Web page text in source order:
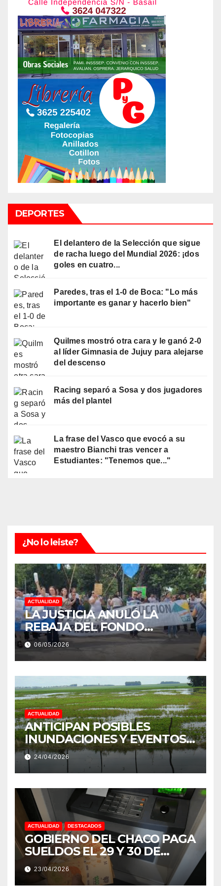
DEPORTES
El delantero de la Selección que sigue
de racha luego del Mundial 2026: ¡dos
goles en cuatro...
Paredes, tras el 1-0 de Boca: "Lo más
importante es ganar y hacerlo bien"
Quilmes mostró otra cara y le ganó 2-0
al líder Gimnasia de Jujuy para alejarse
del descenso
Racing separó a Sosa y dos jugadores
más del plantel
La frase del Vasco que evocó a su
maestro Bianchi tras vencer a
Estudiantes: "Tenemos que..."
¿No lo leiste?
ACTUALIDAD
LA JUSTICIA ANULÓ LA
REBAJA DEL FONDO
ESTÍMULO A EMPLEADOS DE
PRODUCCIÓN DE LA
PROVINCIA DEL CHACO
06/05/2026
ACTUALIDAD
ANTICIPAN POSIBLES
INUNDACIONES Y EVENTOS
EXTREMOS: “PODRÍA SER UN
NIÑO MUY IMPORTANTE”
24/04/2026
ACTUALIDAD DESTACADOS
GOBIERNO DEL CHACO PAGA
SUELDOS EL 29 Y 30 DE
ABRIL, CON EL 2% DE
AUMENTO
23/04/2026